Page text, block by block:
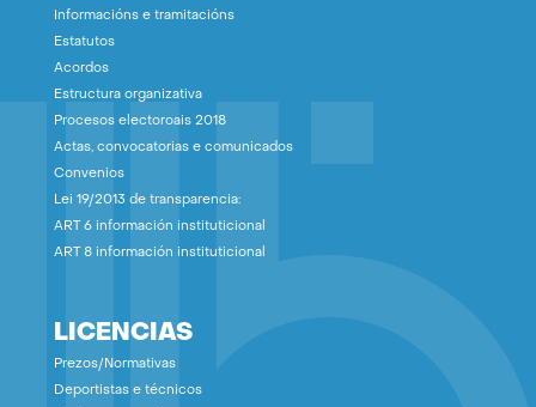
Informacións e tramitacións
Estatutos
Acordos
Estructura organizativa
Procesos electoroais 2018
Actas, convocatorias e comunicados
Convenios
Lei 19/2013 de transparencia:
ART 6 información instituticional
ART 8 información instituticional
LICENCIAS
Prezos/Normativas
Deportistas e técnicos